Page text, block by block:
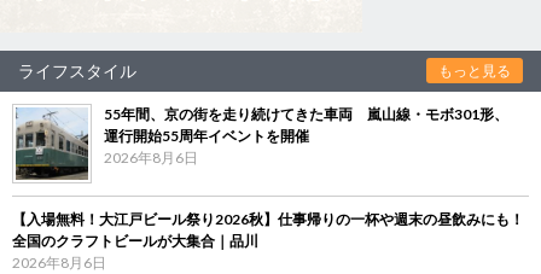
ライフスタイル もっと見る
55年間、京の街を走り続けてきた車両 嵐山線・モボ301形、
運行開始55周年イベントを開催
2026年8月6日
【入場無料！大江戸ビール祭り2026秋】仕事帰りの一杯や週末の昼飲みにも！
全国のクラフトビールが大集合｜品川
2026年8月6日